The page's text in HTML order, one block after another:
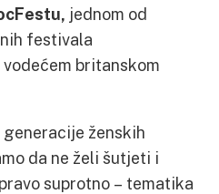
jednom od
festivala
britanskom
ženskih
da ne želi šutjeti i
suprotno – tematika